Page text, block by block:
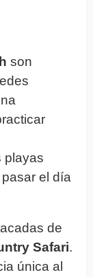
son
playas
el día
de
Safari.
única al